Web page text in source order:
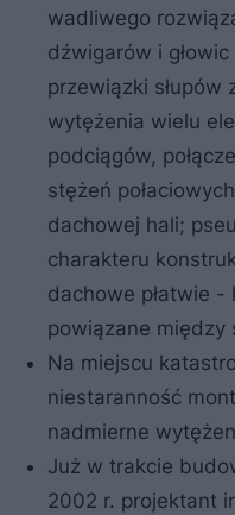
wadliwego
dźwigarów i głowic
przewiązki słupów
wytężenia wielu
podciągów,
stężeń
dachowej hali;
charakteru
dachowe płatwie -
powiązane między
Na miejscu
niestaranność
nadmierne
Już w trakcie
2002 r. projektant